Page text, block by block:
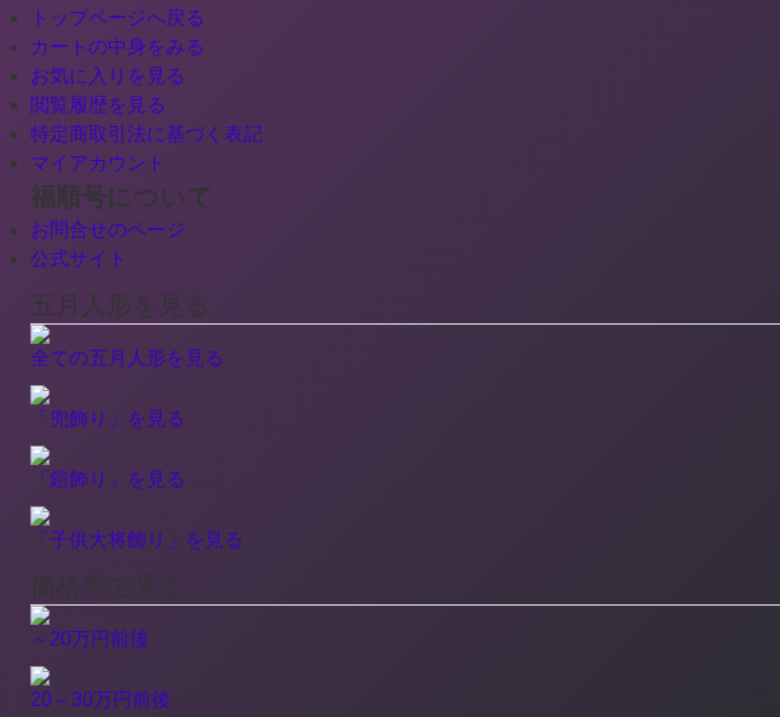
トップページへ戻る
カートの中身をみる
お気に入りを見る
閲覧履歴を見る
特定商取引法に基づく表記
マイアカウント
福順号について
お問合せのページ
公式サイト
五月人形を見る
全ての五月人形を見る
「兜飾り」を見る
「鎧飾り」を見る
「子供大将飾り」を見る
価格帯で見る
～20万円前後
20～30万円前後